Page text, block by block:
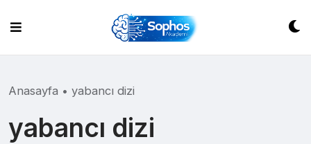
content
Anasayfa • yabancı dizi
yabancı dizi